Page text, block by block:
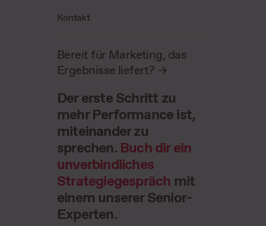
Kontakt
Bereit für Marketing, das
Ergebnisse liefert? ->
Der erste Schritt zu
mehr Performance ist,
miteinander zu
sprechen. Buch dir ein
unverbindliches
Strategiegespräch mit
einem unserer Senior-
Experten.